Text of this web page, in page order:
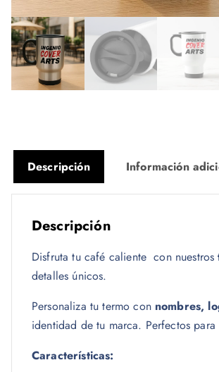
Descripción Información
Descripción
Disfruta tu café caliente con nuestros
detalles únicos.
Personaliza tu termo con nombres,
identidad de tu marca. Perfectos
Características: